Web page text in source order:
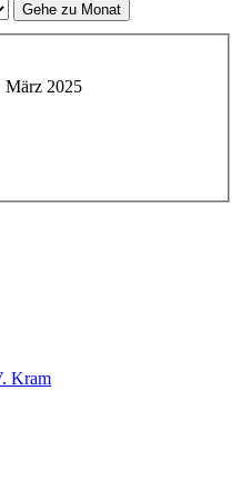
Gehe zu Monat
2025
Kram